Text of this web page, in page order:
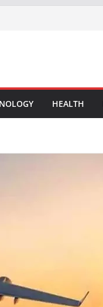
HEALTH